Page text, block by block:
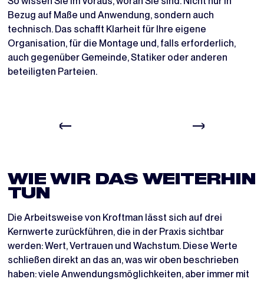
Bezug auf Maße und Anwendung, sondern auch
technisch. Das schafft Klarheit für Ihre eigene
Organisation, für die Montage und, falls erforderlich,
auch gegenüber Gemeinde, Statiker oder anderen
beteiligten Parteien.
WIE WIR DAS WEITERHIN
TUN
Die Arbeitsweise von Kroftman lässt sich auf drei
Kernwerte zurückführen, die in der Praxis sichtbar
werden: Wert, Vertrauen und Wachstum. Diese Werte
schließen direkt an das an, was wir oben beschrieben
haben: viele Anwendungsmöglichkeiten, aber immer mit